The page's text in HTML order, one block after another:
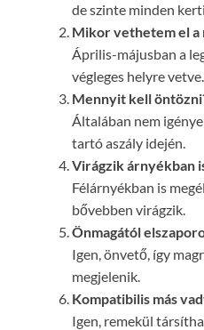
de szinte minden
Mikor vethetem el a
Április-májusban a
végleges helyre vetve.
Mennyit kell
Általában nem
tartó aszály idején.
Virágzik árnyékban
Félárnyékban is
bővebben virágzik.
Önmagától
Igen, önvető, így
megjelenik.
Kompatibilis más
Igen, remekül